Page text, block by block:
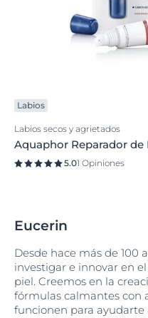
Labios
Labios secos y agrietados
Aquaphor Reparador de
5.01 Opiniones
Eucerin
Desde hace más de 100
investigar e innovar en
piel. Creemos en la
fórmulas calmantes con
funcionen para ayudarte